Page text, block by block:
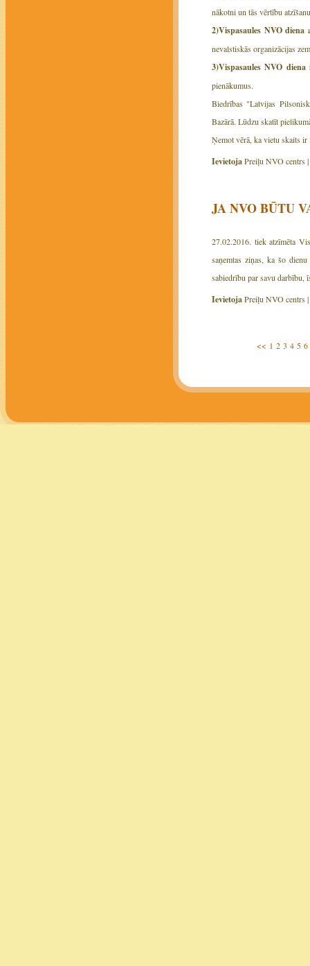
nākotni un tās vērtību
2)Vispasaules NVO
nevalstiskās organizācijas
3)Vispasaules NVO
pienākumus.
Biedrības "Latvijas
Bazārā. Lūdzu skatīt
Ņemot vērā, ka vietu skaits
IevietojaPreiļu NVO centrs |
JA NVO BŪTU
27.02.2016. tiek atzīmēta
saņemtas ziņas, ka šo
sabiedrību par savu darbību,
IevietojaPreiļu NVO centrs |
<< 1 2 3 4 5 6